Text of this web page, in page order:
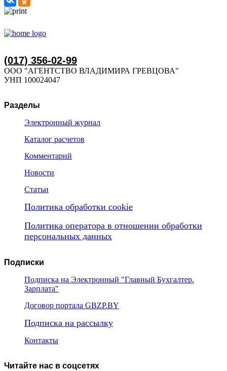
(017) 356-02-99
ООО "АГЕНТСТВО ВЛАДИМИРА ГРЕВЦОВА"
УНП 100024047
Разделы
Электронный журнал
Каталог расчетов
Комментарий
Новости
Статьи
Политика обработки cookie
Политика оператора в отношении обработки
персональных данных
Подписки
Подписка на Электронный "Главный Бухгалтер.
Зарплата"
Договор портала GBZP.BY
Подписка на рассылку
Контакты
Читайте нас в соцсетях